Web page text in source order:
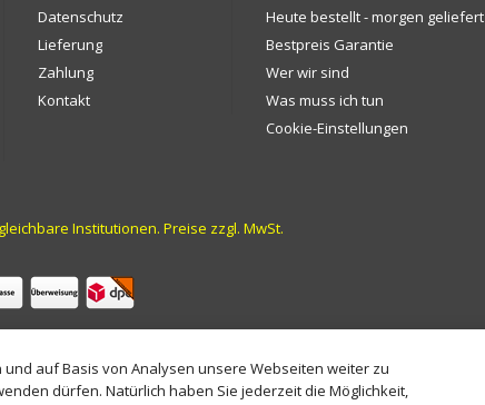
Datenschutz
Lieferung
Zahlung
Kontakt
Heute bestellt - morgen geliefert
Bestpreis Garantie
Wer wir sind
Was muss ich tun
Cookie-Einstellungen
Institutionen. Preise zzgl. MwSt.
auf Basis von Analysen unsere Webseiten weiter zu
dürfen. Natürlich haben Sie jederzeit die Möglichkeit,